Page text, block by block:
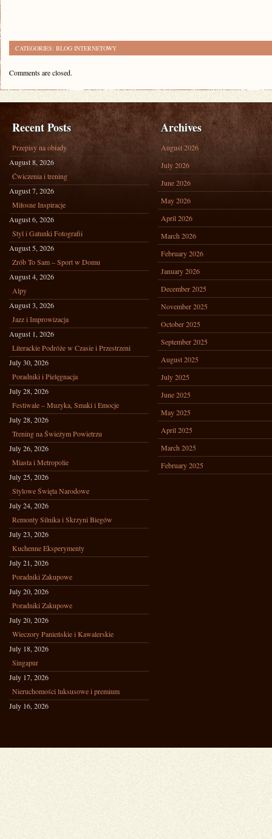
CATEGORIES: BLOG INTERNETOWY
Comments are closed.
Recent Posts
Przepisy na obiady
August 8, 2026
Ćwiczenia i trening
August 7, 2026
Miłosne Inspiracje
August 6, 2026
Styl i Gatunki Fotografii
August 5, 2026
Zrób To Sam – Sport w Domu
August 4, 2026
Alpy
August 3, 2026
Jazz i Improwizacja
August 1, 2026
Literackie Podróże w Czasie i Przestrzeni
July 30, 2026
Poradniki i Pielęgnacja
July 28, 2026
Festiwale – Muzyka, Smaki i Emocje
July 28, 2026
Trening na Świeżym Powietrzu
July 26, 2026
Miasta i Metropolie
July 25, 2026
Stylowe Święta Narodowe
July 24, 2026
Remonty Silnika i Skrzyni Biegów
July 23, 2026
Kuchenne Eksperymenty
July 21, 2026
Poradniki Zakupowe
July 20, 2026
Poradniki Zakupowe
July 20, 2026
Wieczory Panieńskie i Kawalerskie
July 18, 2026
Singapur
July 17, 2026
Nieruchomości luksusowe i premium
July 16, 2026
Archives
August 2026
July 2026
June 2026
May 2026
April 2026
March 2026
February 2026
January 2026
December 2025
November 2025
October 2025
September 2025
August 2025
July 2025
June 2025
May 2025
April 2025
March 2025
February 2025